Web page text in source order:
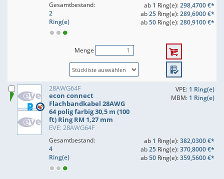
Gesamtbestand:
2
Ring(e)
ab 1 Ring(e):298,4700 €*
ab25Ring(e):289,6900 €*
ab50Ring(e):280,9100 €*
Menge
28AWG64F
econ connect
Flachbandkabel 28AWG
64 polig farbig 30,5 m (100
ft) Ring RM 1,27 mm
EVE: 28AWG64F
VPE: 1 Ring(e)
MBM: 1 Ring(e)
Gesamtbestand:
4
Ring(e)
ab 1 Ring(e):382,0300 €*
ab25Ring(e):370,8000 €*
ab50Ring(e):359,5600 €*